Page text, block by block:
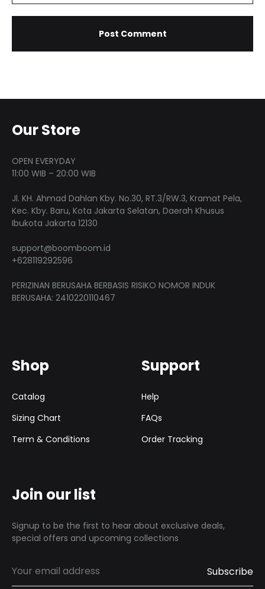
Our Store
OPEN EVERYDAY
11:00 WIB – 20:00 WIB
Jl. KH. Ahmad Dahlan Kby. No.30, RT.3/RW.3, Kramat Pela,
Kec. Kby. Baru, Kota Jakarta Selatan, Daerah Khusus
Ibukota Jakarta 12130
support@boomboom.id
+628119292596
PERIZINAN BERUSAHA BERBASIS RISIKO NOMOR INDUK
BERUSAHA: 2410220110467
Shop
Catalog
Sizing Chart
Term & Conditions
Support
Help
FAQs
Order Tracking
Join our list
Signup to be the first to hear about exclusive deals,
special offers and upcoming collections